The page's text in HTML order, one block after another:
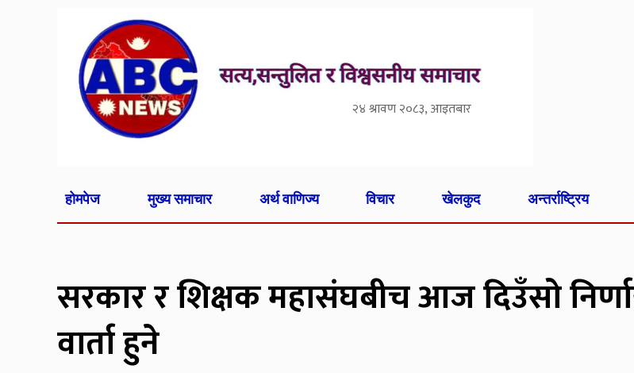
२४ श्रावण २०८३, आइतबार
होमपेज मुख्य समाचार अर्थ वाणिज्य विचार खेलकुद अन्तर्राष्ट्रिय
सरकार र शिक्षक महासंघबीच आज दिउँसो
वार्ता हुने